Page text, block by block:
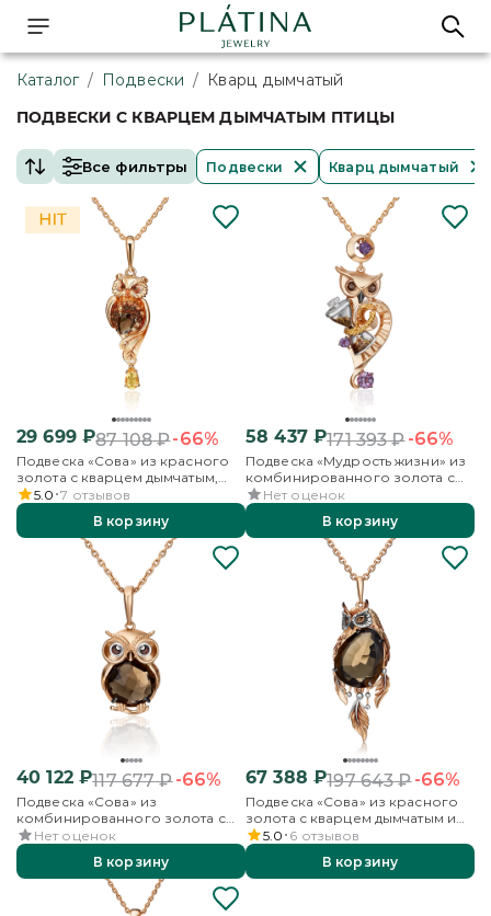
Каталог / Подвески / Кварц дымчатый
ПОДВЕСКИ С КВАРЦЕМ ДЫМЧАТЫМ ПТИЦЫ
Все фильтры Подвески Кварц дымчатый
29 699₽87 108₽-66%
Подвеска «Сова» из красного
золота с кварцем дымчатым,
цитринами и эмалью
5.0 7 отзывов
В корзину
58 437₽171 393₽-66%
Подвеска «Мудрость жизни» из
комбинированного золота с
аметистами, кварцем дымчатым
и эмалью
Нет оценок
В корзину
40 122₽117 677₽-66%
Подвеска «Сова» из
комбинированного золота с
кварцем дымчатым и эмалью
Нет оценок
В корзину
67 388 ₽197 643₽-66%
Подвеска «Сова» из красного
золота с кварцем дымчатым и
эмалью
5.0 6 отзывов
В корзину